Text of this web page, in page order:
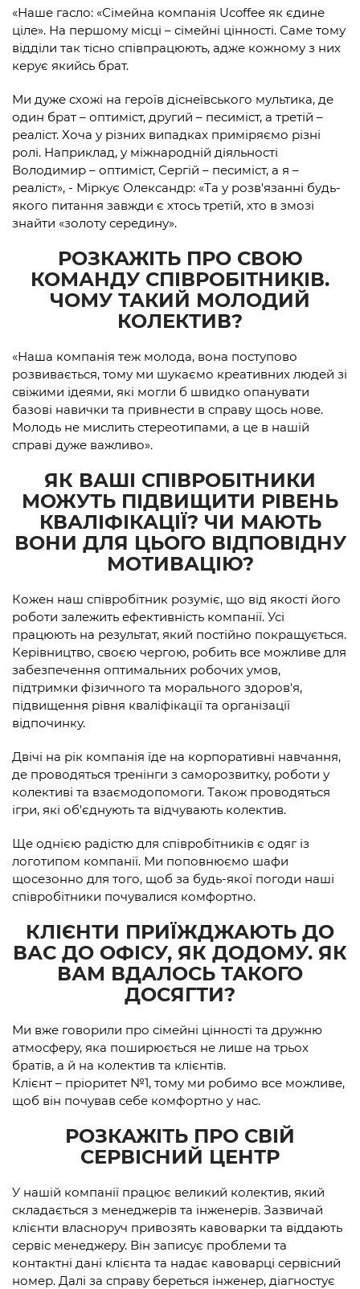
«Наше гасло: «Сімейна компанія Ucoffee як єдине
ціле». На першому місці – сімейні цінності. Саме тому
відділи так тісно співпрацюють, адже кожному з них
керує якийсь брат.
Ми дуже схожі на героїв діснеївського мультика, де
один брат – оптиміст, другий – песиміст, а третій –
реаліст. Хоча у різних випадках приміряємо різні
ролі. Наприклад, у міжнародній діяльності
Володимир – оптиміст, Сергій – песиміст, а я –
реаліст», - Міркує Олександр: «Та у розв'язанні будь-
якого питання завжди є хтось третій, хто в змозі
знайти «золоту середину».
РОЗКАЖІТЬ ПРО СВОЮ
КОМАНДУ СПІВРОБІТНИКІВ.
ЧОМУ ТАКИЙ МОЛОДИЙ
КОЛЕКТИВ?
«Наша компанія теж молода, вона поступово
розвивається, тому ми шукаємо креативних людей зі
свіжими ідеями, які могли б швидко опанувати
базові навички та привнести в справу щось нове.
Молодь не мислить стереотипами, а це в нашій
справі дуже важливо».
ЯК ВАШІ СПІВРОБІТНИКИ
МОЖУТЬ ПІДВИЩИТИ РІВЕНЬ
КВАЛІФІКАЦІЇ? ЧИ МАЮТЬ
ВОНИ ДЛЯ ЦЬОГО ВІДПОВІДНУ
МОТИВАЦІЮ?
Кожен наш співробітник розуміє, що від якості його
роботи залежить ефективність компанії. Усі
працюють на результат, який постійно покращується.
Керівництво, своєю чергою, робить все можливе для
забезпечення оптимальних робочих умов,
підтримки фізичного та морального здоров'я,
підвищення рівня кваліфікації та організації
відпочинку.
Двічі на рік компанія їде на корпоративні навчання,
де проводяться тренінги з саморозвитку, роботи у
колективі та взаємодопомоги. Також проводяться
ігри, які об'єднують та відчувають колектив.
Ще однією радістю для співробітників є одяг із
логотипом компанії. Ми поповнюємо шафи
щосезонно для того, щоб за будь-якої погоди наші
співробітники почувалися комфортно.
КЛІЄНТИ ПРИЇЖДЖАЮТЬ ДО
ВАС ДО ОФІСУ, ЯК ДОДОМУ. ЯК
ВАМ ВДАЛОСЬ ТАКОГО
ДОСЯГТИ?
Ми вже говорили про сімейні цінності та дружню
атмосферу, яка поширюється не лише на трьох
братів, а й на колектив та клієнтів.
Клієнт – пріоритет №1, тому ми робимо все можливе,
щоб він почував себе комфортно у нас.
РОЗКАЖІТЬ ПРО СВІЙ
СЕРВІСНИЙ ЦЕНТР
У нашій компанії працює великий колектив, який
складається з менеджерів та інженерів. Зазвичай
клієнти власноруч привозять кавоварки та віддають
сервіс менеджеру. Він записує проблеми та
контактні дані клієнта та надає кавоварці сервісний
номер. Далі за справу береться інженер, діагностує